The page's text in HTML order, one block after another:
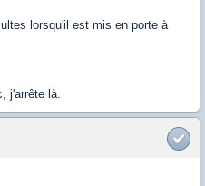
lorsqu'il est mis en porte à
j'arrête là.